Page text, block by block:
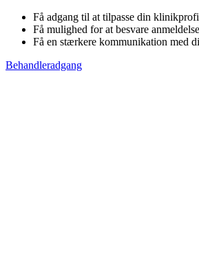
Få adgang til at tilpasse din
Få mulighed for at besvare
Få en stærkere kommunikation med
Behandleradgang